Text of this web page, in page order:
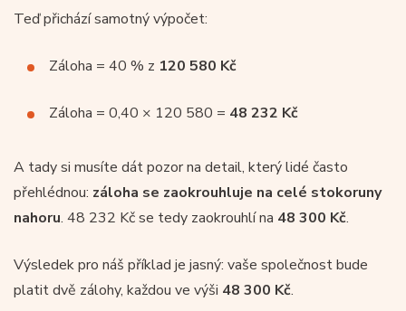
Teď přichází samotný výpočet:
Záloha = 40 % z 120 580 Kč
Záloha = 0,40 × 120 580 = 48 232 Kč
A tady si musíte dát pozor na detail, který lidé často
přehlédnou: záloha se zaokrouhluje na celé stokoruny
nahoru. 48 232 Kč se tedy zaokrouhlí na 48 300 Kč.
Výsledek pro náš příklad je jasný: vaše společnost bude
platit dvě zálohy, každou ve výši 48 300 Kč.